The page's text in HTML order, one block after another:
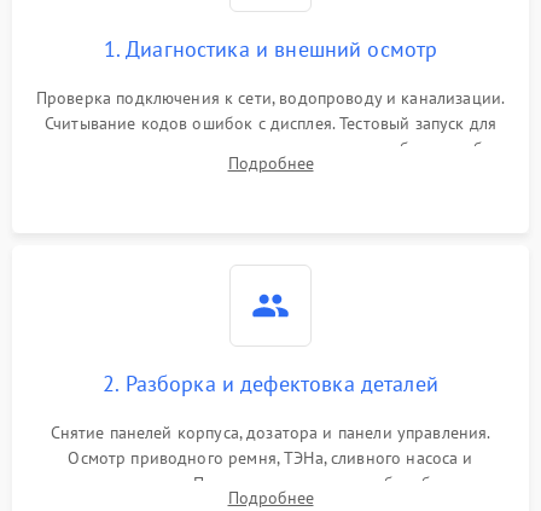
1. Диагностика и внешний осмотр
Проверка подключения к сети, водопроводу и канализации.
Считывание кодов ошибок с дисплея. Тестовый запуск для
выявления посторонних шумов, протечек или сбоев в работе
электронного модуля управления.
Подробнее
2. Разборка и дефектовка деталей
Снятие панелей корпуса, дозатора и панели управления.
Осмотр приводного ремня, ТЭНа, сливного насоса и
амортизаторов. Проверка подшипников барабана и
Подробнее